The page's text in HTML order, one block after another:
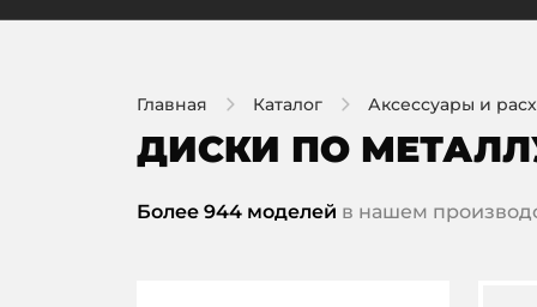
Главная Каталог Аксессуары и
ДИСКИ ПО
Более 944 моделей в нашем